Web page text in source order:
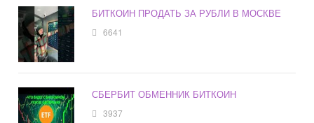
БИТКОИН ПРОДАТЬ ЗА РУБЛИ В МОСКВЕ
6641
СБЕРБИТ ОБМЕННИК БИТКОИН
3937